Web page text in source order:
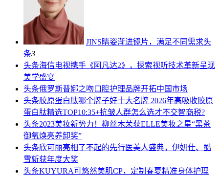
JINS睛姿渐进镜片，满足不同需求头
条3
头条海信电视携手《阿凡达2》，探索视听技术革新呈现
美学盛宴
头条俄罗斯普娜之吻口腔护理品牌开拓中国市场
头条胶原蛋白肽哪个牌子好十大名牌 2026年高吸收胶原
蛋白肽精选TOP10:35+抗皱人群怎么选才不交智商税?
头条2023美妆新势力！柳丝木荣获ELLE美妆之星“黑茶
御氧焕亮养卸奖”
头条欣可丽亮相了不起的先行医美人盛典，伊妍仕、酷
雪斩获年度大奖
头条KUYURA可悠然美肌CP，定制春夏精准身体护理